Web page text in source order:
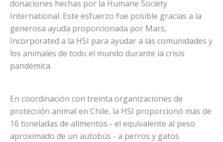
donaciones hechas por la Humane Society
International. Este esfuerzo fue posible gracias a la
generosa ayuda proporcionada por Mars,
Incorporated a la HSI para ayudar a las comunidades y
los animales de todo el mundo durante la crisis
pandémica.
En coordinación con treinta organizaciones de
protección animal en Chile, la HSI proporcionó más de
16 toneladas de alimentos - el equivalente al peso
aproximado de un autobús - a perros y gatos